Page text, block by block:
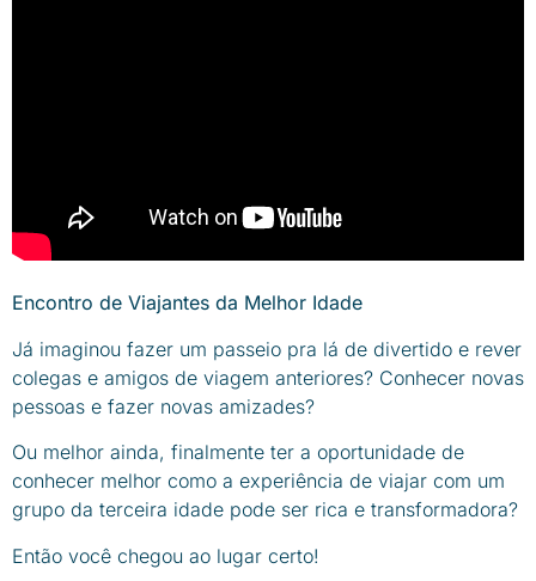
Encontro de Viajantes da Melhor Idade
Já imaginou fazer um passeio pra lá de divertido e rever
colegas e amigos de viagem anteriores? Conhecer novas
pessoas e fazer novas amizades?
Ou melhor ainda, finalmente ter a oportunidade de
conhecer melhor como a experiência de viajar com um
grupo da terceira idade pode ser rica e transformadora?
Então você chegou ao lugar certo!